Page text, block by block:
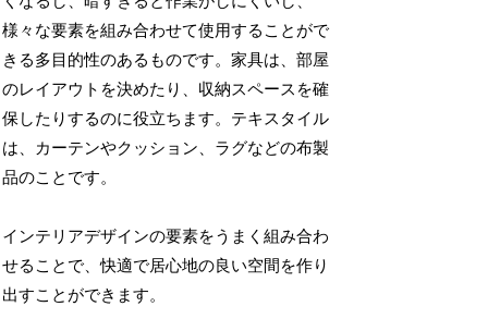
様々な要素を組み合わせて使用することがで
きる多目的性のあるものです。家具は、部屋
のレイアウトを決めたり、収納スペースを確
保したりするのに役立ちます。テキスタイル
は、カーテンやクッション、ラグなどの布製
品のことです。
インテリアデザインの要素をうまく組み合わ
せることで、快適で居心地の良い空間を作り
出すことができます。